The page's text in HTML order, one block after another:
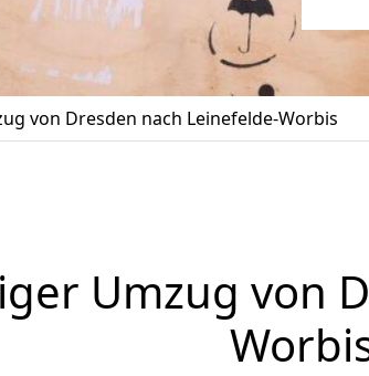
von Dresden nach Leinefelde-Worbis
Umzug von